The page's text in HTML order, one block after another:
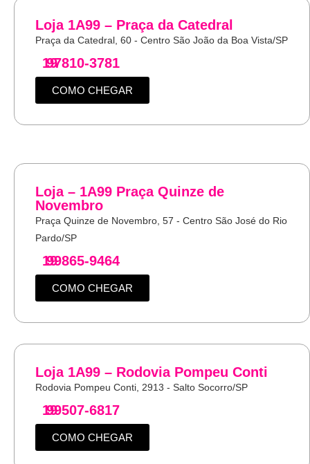
Loja 1A99 – Praça da Catedral
Praça da Catedral, 60 - Centro São João da Boa Vista/SP
19
97810-3781
COMO CHEGAR
Loja – 1A99 Praça Quinze de
Novembro
Praça Quinze de Novembro, 57 - Centro São José do Rio
Pardo/SP
19
99865-9464
COMO CHEGAR
Loja 1A99 – Rodovia Pompeu Conti
Rodovia Pompeu Conti, 2913 - Salto Socorro/SP
19
99507-6817
COMO CHEGAR